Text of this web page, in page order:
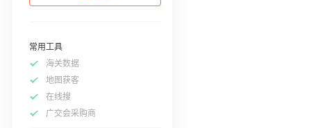
常用工具
海关数据
地图获客
在线搜
广交会采购商